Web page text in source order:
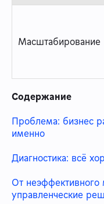
Масштабирование
Содержание
Проблема: бизнес
именно
Диагностика: всё
От неэффективного
управленческие